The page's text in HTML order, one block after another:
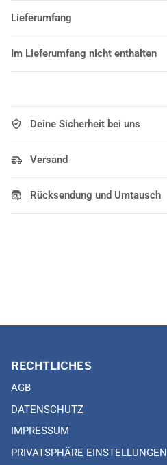
Lieferumfang
Im Lieferumfang nicht enthalten
Deine Sicherheit bei uns
Versand
Rücksendung und Umtausch
RECHTLICHES
AGB
DATENSCHUTZ
IMPRESSUM
PRIVATSPHÄRE EINSTELLUNGEN